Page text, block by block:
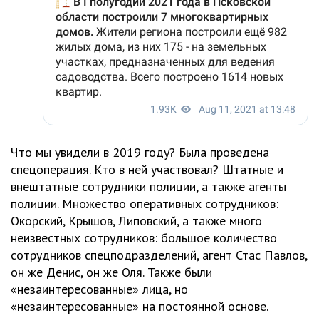
Что мы увидели в 2019 году? Была проведена
спецоперация. Кто в ней участвовал? Штатные и
внештатные сотрудники полиции, а также агенты
полиции. Множество оперативных сотрудников:
Окорский, Крышов, Липовский, а также много
неизвестных сотрудников: большое количество
сотрудников спецподразделений, агент Стас Павлов,
он же Денис, он же Оля. Также были
«незаинтересованные» лица, но
«незаинтересованные» на постоянной основе.